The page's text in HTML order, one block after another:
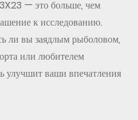
— это больше, чем
к исследованию.
ли вы заядлым рыболовом,
или любителем
улучшит ваши впечатления